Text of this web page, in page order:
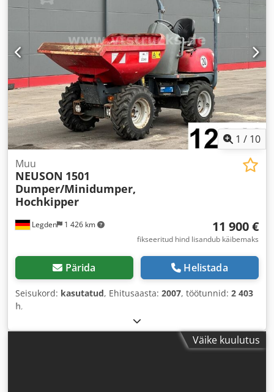
1 / 10
Legden 1 426 km
Muu
NEUSON 1501
Dumper/Minidumper,
Hochkipper
11 900 €
fikseeritud hind lisandub käibemaks
Pärida Helistada
Seisukord: kasutatud, Ehitusaasta: 2007, töötunnid: 2 403
h,
Väike kuulutus